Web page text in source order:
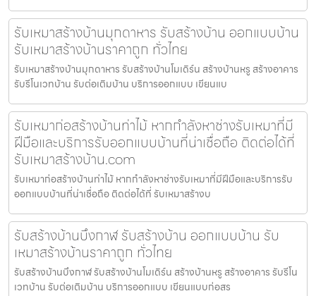
รับเหมาสร้างบ้านมุกดาหาร รับสร้างบ้าน ออกแบบบ้าน
รับเหมาสร้างบ้านราคาถูก ทั่วไทย
รับเหมาสร้างบ้านมุกดาหาร รับสร้างบ้านโมเดิร์น สร้างบ้านหรู สร้างอาคาร
รับรีโนเวทบ้าน รับต่อเติมบ้าน บริการออกแบบ เขียนแบ
รับเหมาก่อสร้างบ้านท่าไม้ หากกำลังหาช่างรับเหมาที่มี
ฝีมือและบริการรับออกแบบบ้านที่น่าเชื่อถือ ติดต่อได้ที่
รับเหมาสร้างบ้าน.com
รับเหมาก่อสร้างบ้านท่าไม้ หากกำลังหาช่างรับเหมาที่มีฝีมือและบริการรับ
ออกแบบบ้านที่น่าเชื่อถือ ติดต่อได้ที่ รับเหมาสร้างบ
รับสร้างบ้านบึงกาฬ รับสร้างบ้าน ออกแบบบ้าน รับ
เหมาสร้างบ้านราคาถูก ทั่วไทย
รับสร้างบ้านบึงกาฬ รับสร้างบ้านโมเดิร์น สร้างบ้านหรู สร้างอาคาร รับรีโน
เวทบ้าน รับต่อเติมบ้าน บริการออกแบบ เขียนแบบก่อสร